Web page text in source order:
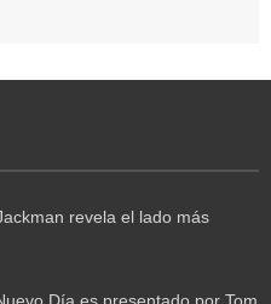
revela el lado más
Día es presentado por Tom